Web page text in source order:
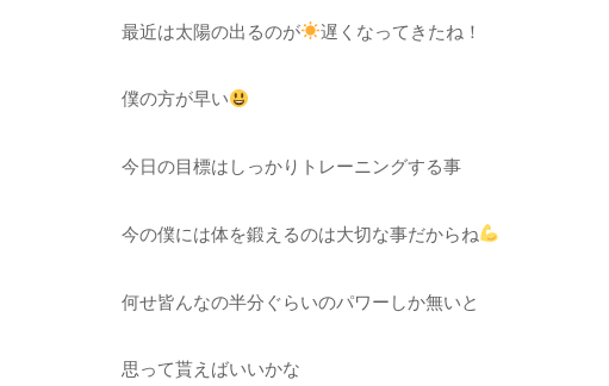
最近は太陽の出るのが 遅くなってきたね！
僕の方が早い
今日の目標はしっかりトレーニングする事
今の僕には体を鍛えるのは大切な事だからね
何せ皆んなの半分ぐらいのパワーしか無いと
思って貰えばいいかな